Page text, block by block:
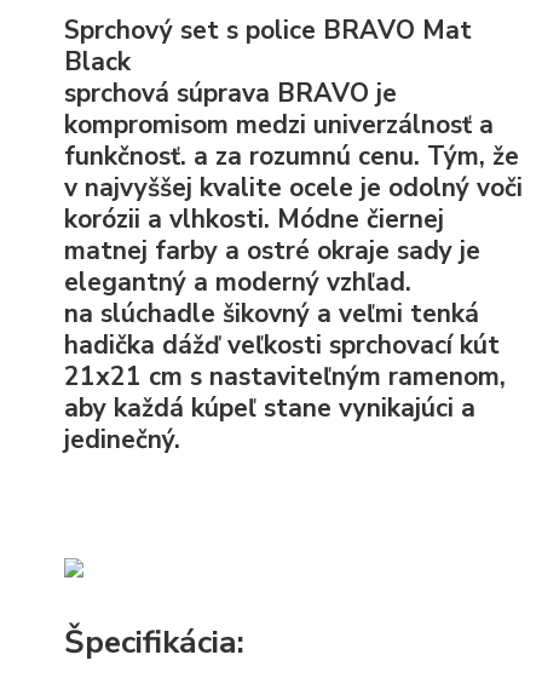
Sprchový set s police BRAVO Mat
Black
sprchová súprava BRAVO je
kompromisom medzi univerzálnosť a
funkčnosť. a za rozumnú cenu. Tým, že
v najvyššej kvalite ocele je odolný voči
korózii a vlhkosti. Módne čiernej
matnej farby a ostré okraje sady je
elegantný a moderný vzhľad.
na slúchadle šikovný a veľmi tenká
hadička dážď veľkosti sprchovací kút
21x21 cm s nastaviteľným ramenom,
aby každá kúpeľ stane vynikajúci a
jedinečný.
Špecifikácia: